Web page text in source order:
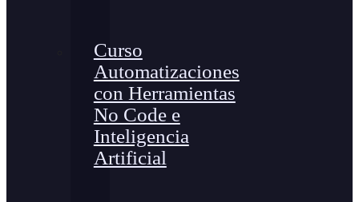
Curso
Automatizaciones
con Herramientas
No Code e
Inteligencia
Artificial